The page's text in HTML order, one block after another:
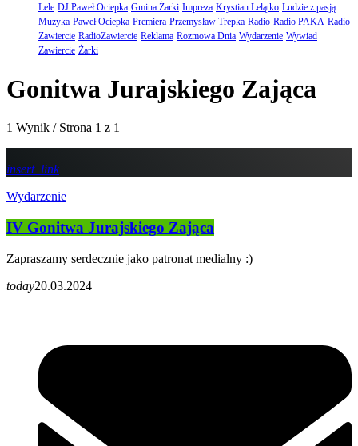
Lele DJ Paweł Ociepka Gmina Żarki Impreza Krystian Lelątko Ludzie z pasją
Muzyka Paweł Ociepka Premiera Przemysław Trepka Radio Radio PAKA Radio
Zawiercie RadioZawiercie Reklama Rozmowa Dnia Wydarzenie Wywiad
Zawiercie Żarki
Gonitwa Jurajskiego Zająca
1 Wynik / Strona 1 z 1
insert_link
Wydarzenie
IV Gonitwa Jurajskiego Zająca
Zapraszamy serdecznie jako patronat medialny :)
today20.03.2024